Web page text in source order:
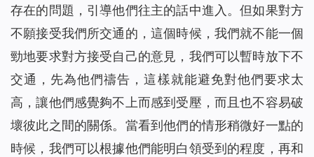
存在的問題，引導他們往主的話中進入。但如果對方
不願接受我們所交通的，這個時候，我們就不能一個
勁地要求對方接受自己的意見，我們可以暫時放下不
交通，先為他們禱告，這樣就能避免對他們要求太
高，讓他們感覺夠不上而感到受壓，而且也不容易破
壞彼此之間的關係。當看到他們的情形稍微好一點的
時候，我們可以根據他們能明白領受到的程度，再和